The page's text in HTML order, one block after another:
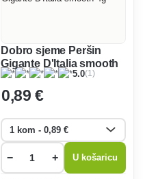
Dobro sjeme Peršin
Gigante D'Italia smooth
4g
5.0(1)
0,89 €
− + U košaricu